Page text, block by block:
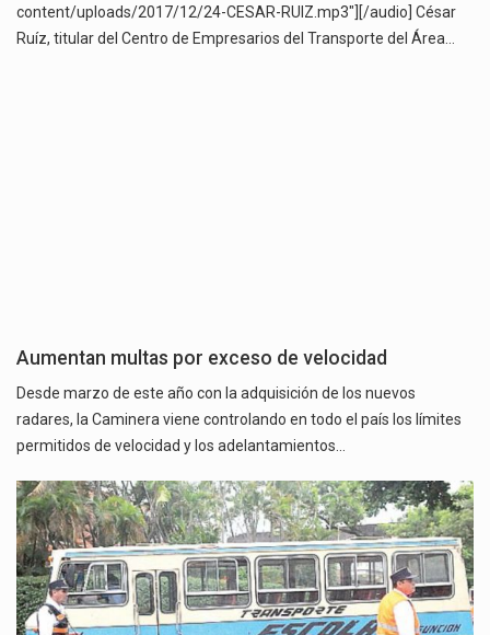
content/uploads/2017/12/24-CESAR-RUIZ.mp3"][/audio] César
Ruíz, titular del Centro de Empresarios del Transporte del Área…
Aumentan multas por exceso de velocidad
Desde marzo de este año con la adquisición de los nuevos
radares, la Caminera viene controlando en todo el país los límites
permitidos de velocidad y los adelantamientos…